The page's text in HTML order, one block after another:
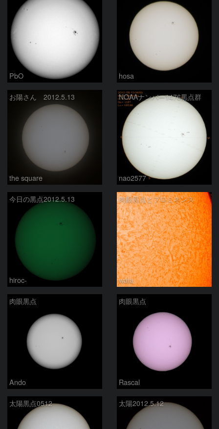
PbO hosa
お陽さん 2012.5.13
the square
NOAAナンバー1476黒点群
nao2577
今日の黒点2012.5.13
hiroc-
肉眼黒点とプロミネンス
wata
肉眼黒点
Ando
肉眼黒点
Rascal
太陽黒点0512 太陽2012.5.12